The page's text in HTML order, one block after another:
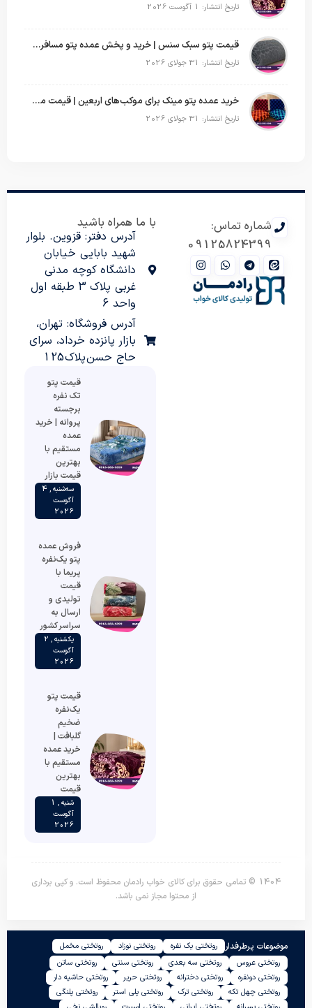
تاریخ انتشار: 1 آگوست 2026
قیمت پتو سبک سنس | خرید و پخش عمده پتو مسافرتی Sense
تاریخ انتشار: 31 جولای 2026
خرید عمده پتو مینک برای موکب‌های اربعین | قیمت مناسب و ارسال سریع
تاریخ انتشار: 31 جولای 2026
شماره تماس:
09125824399
با ما همراه باشید
آدرس دفتر: قزوین. بلوار
شهید بابایی خیابان
دانشگاه کوچه مدنی
غربی پلاک 3 طبقه اول
واحد 6
آدرس فروشگاه: تهران،
بازار پانزده خرداد، سرای
حاج حسن پلاک 125
قیمت پتو
تک نفره
برجسته
پروانه | خرید
عمده
مستقیم با
بهترین
قیمت بازار
سه‌شنبه , 4
آگوست
2026
فروش عمده
پتو یک‌نفره
پریما با
قیمت
تولیدی و
ارسال به
سراسر کشور
یکشنبه , 2
آگوست
2026
قیمت پتو
یک‌نفره
ضخیم
گلبافت |
خرید عمده
مستقیم با
بهترین
قیمت
شنبه , 1
آگوست
2026
1404 © تمامی حقوق برای کالای خواب رادمان محفوظ است. و کپی برداری
از محتوا مجاز نمی باشد.
موضوعات پرطرفدار روتختی یک نفره روتختی نوزاد
روتختی مخمل
روتختی عروس
روتختی سه بعدی روتختی سنتی
روتختی ساتن
روتختی دونفره
روتختی دخترانه روتختی حریر
روتختی حاشیه دار
روتختی چهل تکه
روتختی ترک روتختی پلی استر
روتختی پلنگی